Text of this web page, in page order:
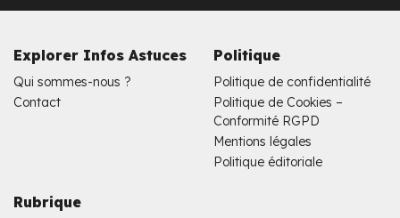
Explorer Infos Astuces
Qui sommes-nous ?
Contact
Politique
Politique de confidentialité
Politique de Cookies –
Conformité RGPD
Mentions légales
Politique éditoriale
Rubrique